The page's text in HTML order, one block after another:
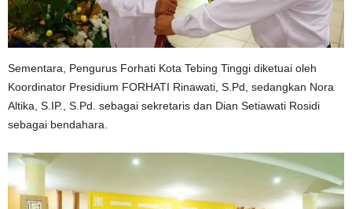
Sementara, Pengurus Forhati Kota Tebing Tinggi diketuai oleh
Koordinator Presidium FORHATI Rinawati, S.Pd, sedangkan Nora
Altika, S.IP., S.Pd. sebagai sekretaris dan Dian Setiawati Rosidi
sebagai bendahara.